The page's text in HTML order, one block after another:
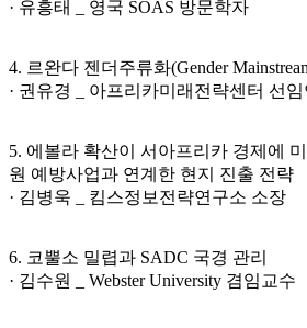
· 유흥태 _ 영국 SOAS 방문학자
4. 르완다 젠더주류화(Gender
· 권유경 _ 아프리카미래전략센터 선임
5. 에볼라 확산이 서아프리카 경제에
원 예방사업과 연계한 현지 진출 전략
· 김병욱 _ 킴스정보전략연구소 소장
6. 코뿔소 밀렵과 SADC 국경 관리
· 김수원 _ Webster University 겸임교수